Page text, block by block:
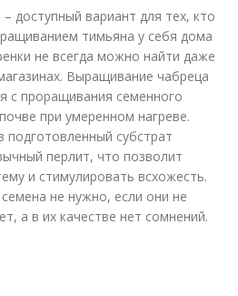
доступный вариант для тех, кто
тимьяна у себя дома
не всегда можно найти даже
Выращивание чабреца
с проращивания семенного
при умеренном нагреве.
субстрат
перлит, что позволит
и стимулировать всхожесть.
не нужно, если они не
а в их качестве нет сомнений.